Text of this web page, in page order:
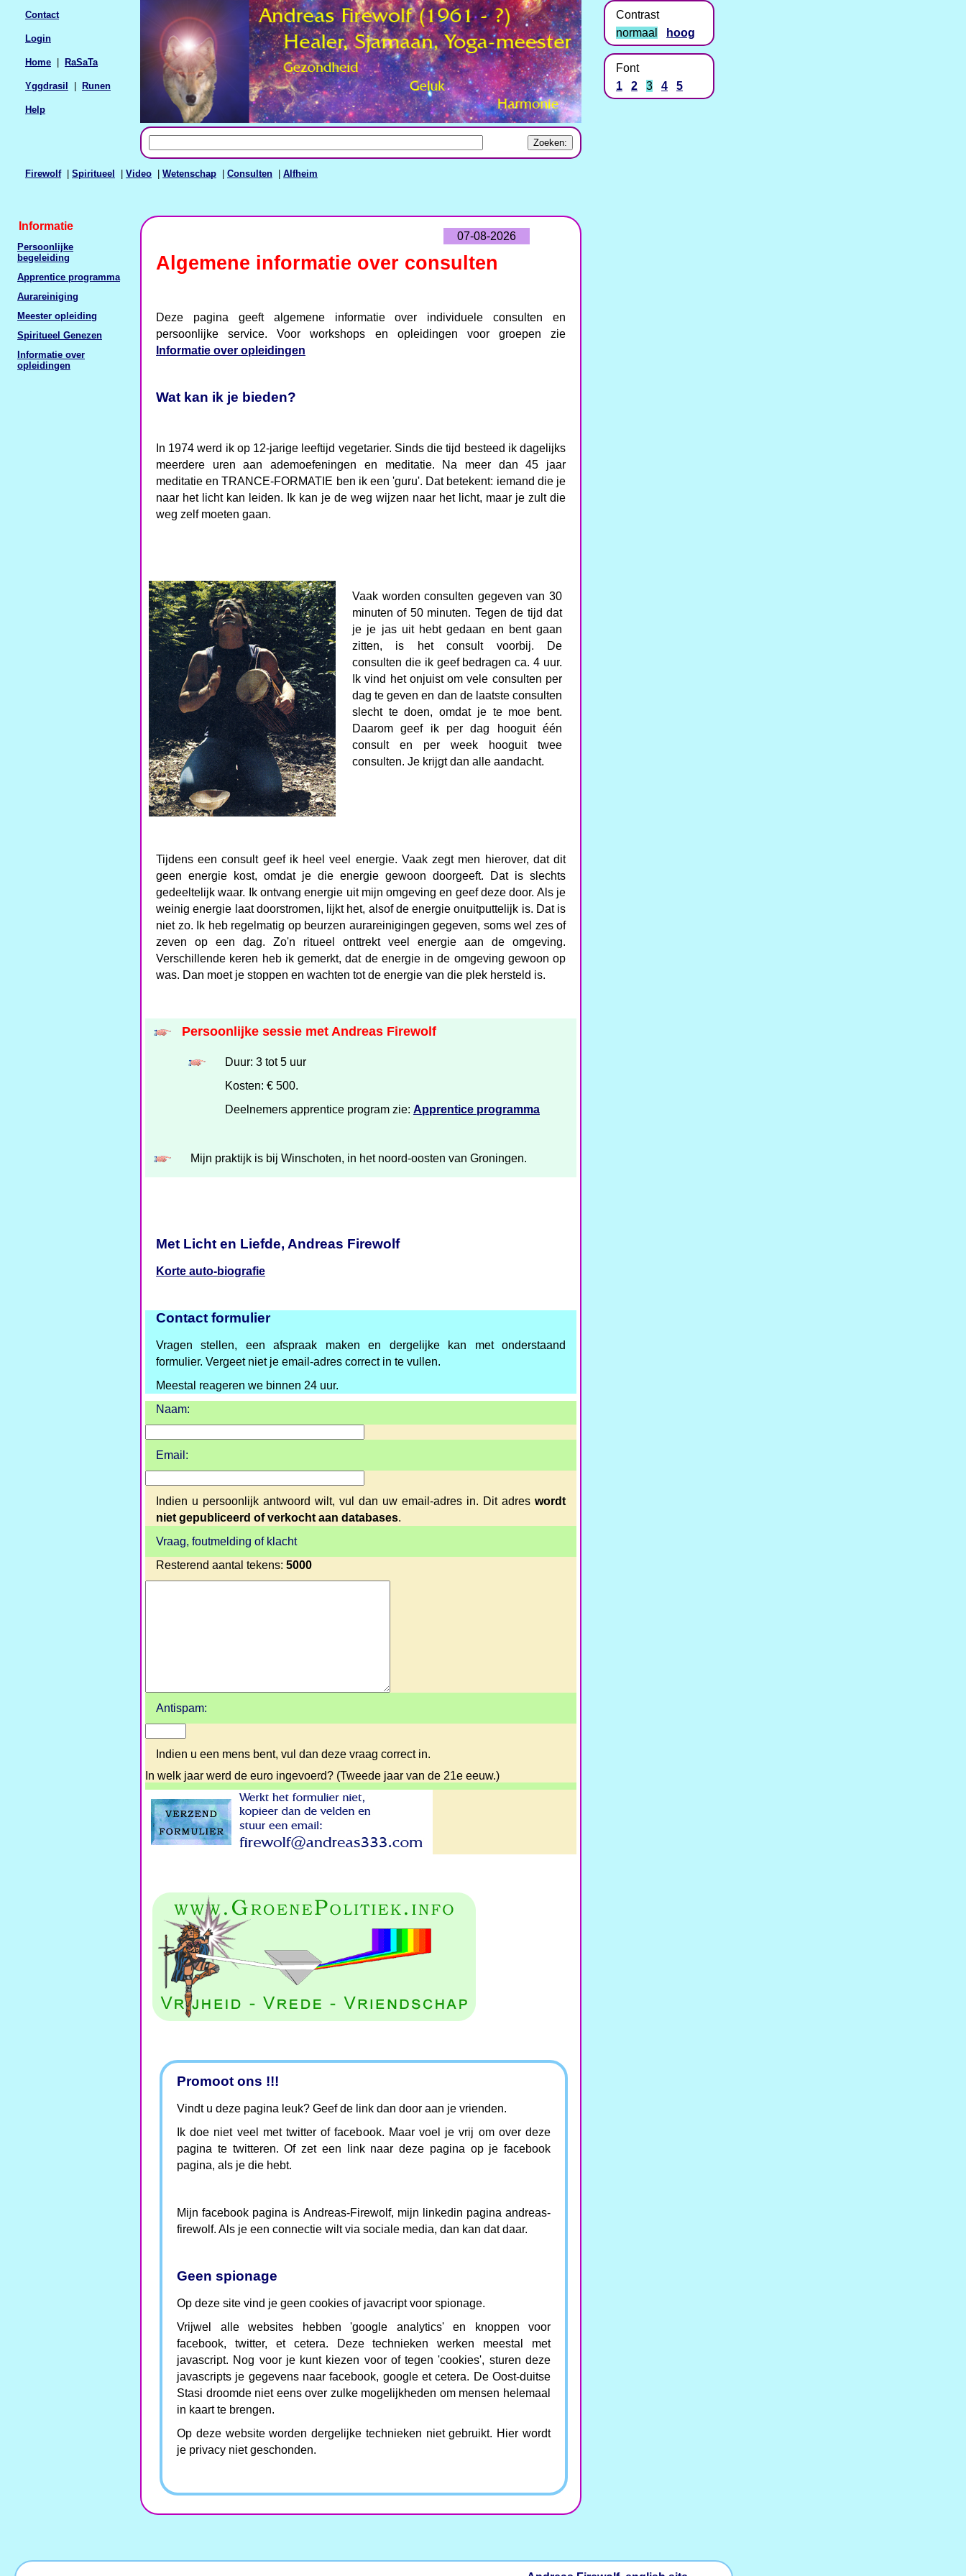
Firewolf| Spiritueel Video Wetenschap Consulten Alfheim
Contact
Login
Home RaSaTa
Yggdrasil Runen
Help
07-08-2026
Algemene informatie over consulten
Deze pagina geeft algemene informatie over individuele consulten en
persoonlijke service. Voor workshops en opleidingen voor groepen zie
Informatie over opleidingen
Wat kan ik je bieden?
In 1974 werd ik op 12-jarige leeftijd vegetarier. Sinds die tijd besteed ik dagelijks
meerdere uren aan ademoefeningen en meditatie. Na meer dan 45 jaar
meditatie en TRANCE-FORMATIE ben ik een 'guru'. Dat betekent: iemand die je
naar het licht kan leiden. Ik kan je de weg wijzen naar het licht, maar je zult die
weg zelf moeten gaan.
Vaak worden consulten gegeven van 30
minuten of 50 minuten. Tegen de tijd dat
je je jas uit hebt gedaan en bent gaan
zitten, is het consult voorbij. De
consulten die ik geef bedragen ca. 4 uur.
Ik vind het onjuist om vele consulten per
dag te geven en dan de laatste consulten
slecht te doen, omdat je te moe bent.
Daarom geef ik per dag hooguit één
consult en per week hooguit twee
consulten. Je krijgt dan alle aandacht.
Tijdens een consult geef ik heel veel energie. Vaak zegt men hierover, dat dit
geen energie kost, omdat je die energie gewoon doorgeeft. Dat is slechts
gedeeltelijk waar. Ik ontvang energie uit mijn omgeving en geef deze door. Als je
weinig energie laat doorstromen, lijkt het, alsof de energie onuitputtelijk is. Dat is
niet zo. Ik heb regelmatig op beurzen aurareinigingen gegeven, soms wel zes of
zeven op een dag. Zo'n ritueel onttrekt veel energie aan de omgeving.
Verschillende keren heb ik gemerkt, dat de energie in de omgeving gewoon op
was. Dan moet je stoppen en wachten tot de energie van die plek hersteld is.
Persoonlijke sessie met Andreas Firewolf
Duur: 3 tot 5 uur
Kosten: € 500.
Deelnemers apprentice program zie: Apprentice programma
Mijn praktijk is bij Winschoten, in het noord-oosten van Groningen.
Met Licht en Liefde, Andreas Firewolf
Korte auto-biografie
Contact formulier
Vragen stellen, een afspraak maken en dergelijke kan met onderstaand
formulier. Vergeet niet je email-adres correct in te vullen.
Meestal reageren we binnen 24 uur.
Naam:
Email:
Indien u persoonlijk antwoord wilt, vul dan uw email-adres in. Dit adres wordt
niet gepubliceerd of verkocht aan databases.
Vraag, foutmelding of klacht
Resterend aantal tekens: 5000
Antispam:
Indien u een mens bent, vul dan deze vraag correct in.
In welk jaar werd de euro ingevoerd? (Tweede jaar van de 21e eeuw.)
Promoot ons !!!
Vindt u deze pagina leuk? Geef de link dan door aan je vrienden.
Ik doe niet veel met twitter of facebook. Maar voel je vrij om over deze
pagina te twitteren. Of zet een link naar deze pagina op je facebook
pagina, als je die hebt.
Mijn facebook pagina is Andreas-Firewolf, mijn linkedin pagina andreas-
firewolf. Als je een connectie wilt via sociale media, dan kan dat daar.
Geen spionage
Op deze site vind je geen cookies of javacript voor spionage.
Vrijwel alle websites hebben 'google analytics' en knoppen voor
facebook, twitter, et cetera. Deze technieken werken meestal met
javascript. Nog voor je kunt kiezen voor of tegen 'cookies', sturen deze
javascripts je gegevens naar facebook, google et cetera. De Oost-duitse
Stasi droomde niet eens over zulke mogelijkheden om mensen helemaal
in kaart te brengen.
Op deze website worden dergelijke technieken niet gebruikt. Hier wordt
je privacy niet geschonden.
Informatie
Persoonlijke
begeleiding
Apprentice programma
Aurareiniging
Meester opleiding
Spiritueel Genezen
Informatie over
opleidingen
Contrast
normaal
hoog
Font
1
2 3 4 5